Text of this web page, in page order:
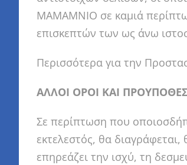
MAMAMNIO σε καμιά
επισκεπτών των ως άνω
Περισσότερα για την
ΑΛΛΟΙ ΟΡΟΙ ΚΑΙ
Σε περίπτωση που
εκτελεστός, θα
επηρεάζει την ισχύ, τη